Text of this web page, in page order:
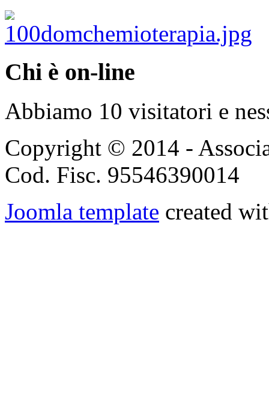
Chi è on-line
Abbiamo 10 visitatori e
Copyright © 2014 -
Cod. Fisc. 95546390014
Joomla template created